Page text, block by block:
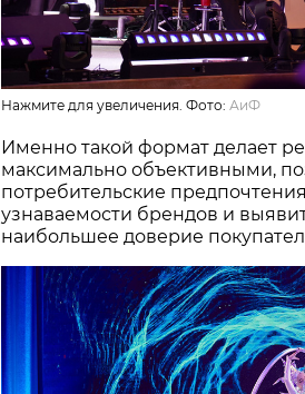
Нажмите для увеличения. Фото: АиФ
Именно такой формат делает
максимально объективными,
потребительские
узнаваемости брендов и
наибольшее доверие